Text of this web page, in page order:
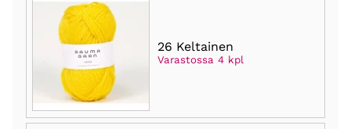
26 Keltainen
Varastossa 4 kpl